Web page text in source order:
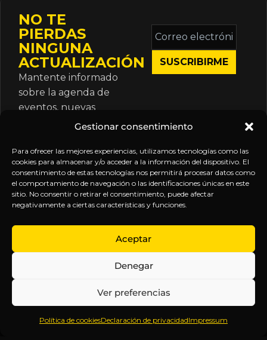
Gestionar consentimiento
Para ofrecer las mejores experiencias, utilizamos tecnologías como las
cookies para almacenar y/o acceder a la información del dispositivo. El
consentimiento de estas tecnologías nos permitirá procesar datos como
el comportamiento de navegación o las identificaciones únicas en este
sitio. No consentir o retirar el consentimiento, puede afectar
negativamente a ciertas características y funciones.
Aceptar
Denegar
Ver preferencias
Política de cookiesDeclaración de privacidadImpressum
NO TE
PIERDAS
NINGUNA
ACTUALIZACIÓN
Mantente informado
sobre la agenda de
eventos, nuevas
publicaciones y
suscripción.
Correo
electrónico
*
Inteligencia
Anticipándonos
EXPLORA
Inicio
Sobre
Contenido
Webinars
LEGAL
Política
de
Términos y
Aviso
SÍGUENOS